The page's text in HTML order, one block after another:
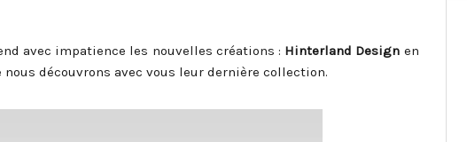
avec impatience les nouvelles créations : Hinterland Design en
découvrons avec vous leur dernière collection.